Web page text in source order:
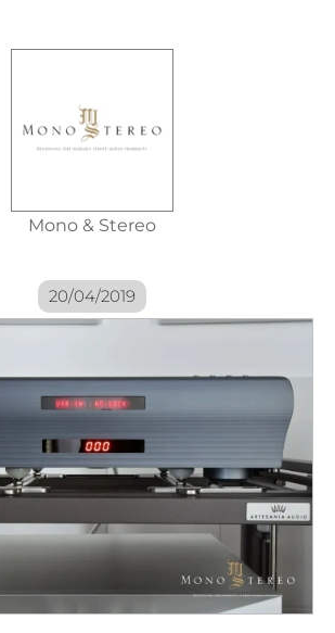
Mono & Stereo
20/04/2019